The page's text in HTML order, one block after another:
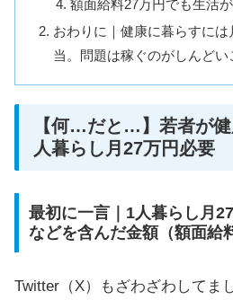
額面給料27万円でも生活
おわりに｜健康に暮らすに
当。問題は稼ぐのがしんどい
【何…だと…】若者が
人暮らし月27万円必要
最初に一言｜1人暮らし月
などを含んだ金額（額面給
Twitter（X）もざわざわしてま